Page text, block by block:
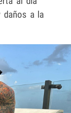
daños a la